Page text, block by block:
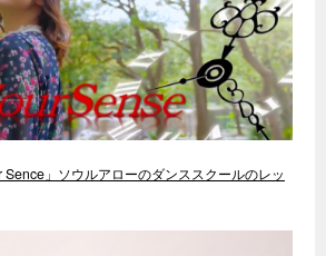
」ソウルアローのダンススクールのレッ